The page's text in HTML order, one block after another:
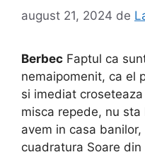
august 21, 2024 de
Berbec Faptul ca
nemaipomenit, ca el
si imediat
misca repede, nu
avem in casa
cuadratura Soare